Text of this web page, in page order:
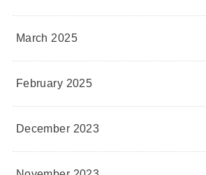
March 2025
February 2025
December 2023